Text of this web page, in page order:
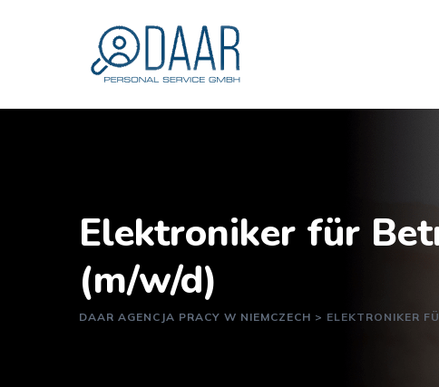
Elektroniker für
(m/w/d)
DAAR AGENCJA PRACY W NIEMCZECH > ELEKTRONIKER